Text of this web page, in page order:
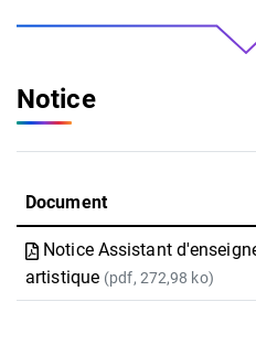
Notice
Document
Notice Assistant
artistique (pdf, 272,98 ko)